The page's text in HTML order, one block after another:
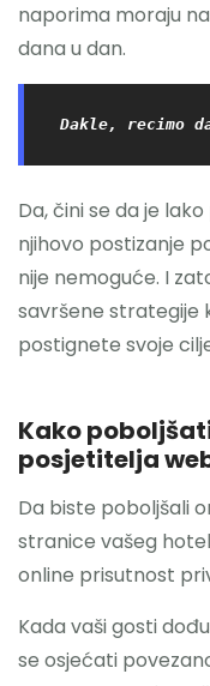
naporima moraju
dana u dan.
Dakle, recimo
Da, čini se da je
njihovo postizanje
nije nemoguće. I
savršene strategije
postignete svoje
Kako
posjetitelja
Da biste poboljšali
stranice vašeg
online prisutnost
Kada vaši gosti
se osjećati